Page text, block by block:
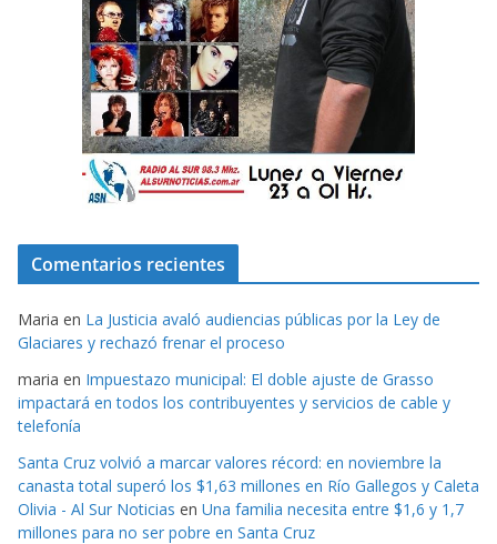
Comentarios recientes
Maria en La Justicia avaló audiencias públicas por la Ley de
Glaciares y rechazó frenar el proceso
maria en Impuestazo municipal: El doble ajuste de Grasso
impactará en todos los contribuyentes y servicios de cable y
telefonía
Santa Cruz volvió a marcar valores récord: en noviembre la
canasta total superó los $1,63 millones en Río Gallegos y Caleta
Olivia - Al Sur Noticias en Una familia necesita entre $1,6 y 1,7
millones para no ser pobre en Santa Cruz